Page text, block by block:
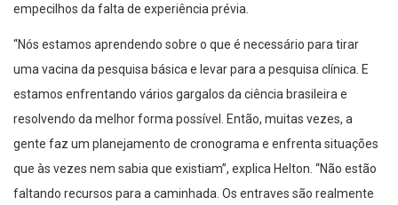
empecilhos da falta de experiência prévia.
“Nós estamos aprendendo sobre o que é necessário para tirar
uma vacina da pesquisa básica e levar para a pesquisa clínica. E
estamos enfrentando vários gargalos da ciência brasileira e
resolvendo da melhor forma possível. Então, muitas vezes, a
gente faz um planejamento de cronograma e enfrenta situações
que às vezes nem sabia que existiam”, explica Helton. “Não estão
faltando recursos para a caminhada. Os entraves são realmente